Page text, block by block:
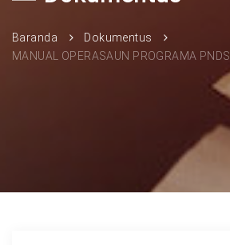
Baranda
Dokumentus
MANUAL OPERASAUN PROGRAMA PNDS